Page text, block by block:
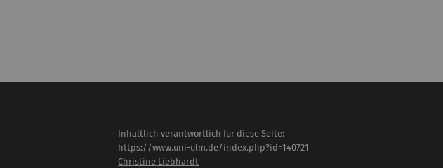
Inhaltlich verantwortlich für diese Seite:
https://www.uni-ulm.de/index.php?id=140721
Christine Liebhardt